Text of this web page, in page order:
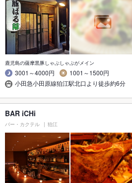
鹿児島の薩摩黒豚しゃぶしゃぶがメイン
3001～4000円
1001～1500円
小田急小田原線狛江駅北口より徒歩約6分
BAR iCHi
バー・カクテル 狛江